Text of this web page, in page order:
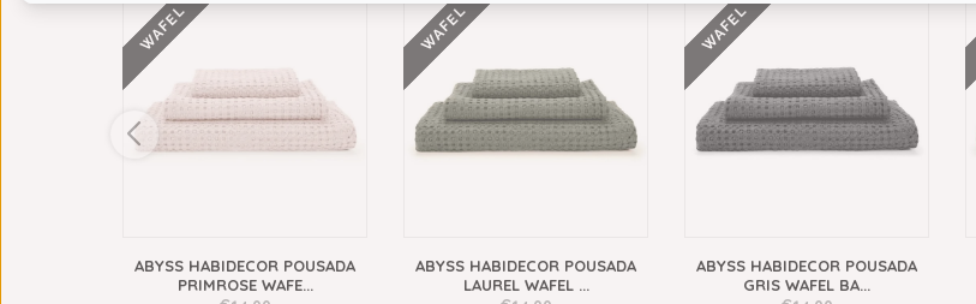
WAFEL
ABYSS HABIDECOR POUSADA
PRIMROSE WAFE...
WAFEL
ABYSS HABIDECOR POUSADA
LAUREL WAFEL ...
WAFEL
ABYSS HABIDECOR POUSADA
GRIS WAFEL BA...